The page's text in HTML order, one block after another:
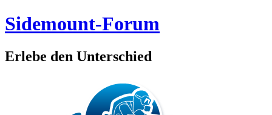
Sidemount-Forum
Erlebe den Unterschied